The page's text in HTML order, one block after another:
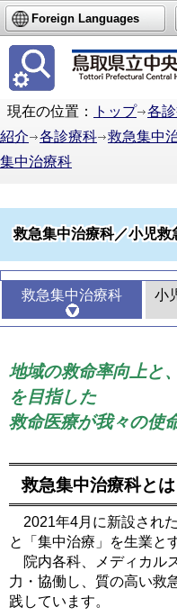
Foreign Languages
簡体中文
繁体中文
한국어
現在の位置：
トップ
各
紹介
各診療科
救急集中
集中治療科
救急集中治療科／小児救
救急集中治療科
地域の救命率向上と
を目指した
救命医療が我々の使
救急集中治療科とは
2021年4月に新設された
と「集中治療」を生業と
院内各科、メディカル
力・協働し、質の高い救
践しています。